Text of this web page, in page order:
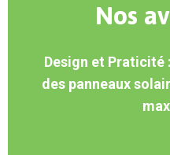
Nos
Design et
des panneaux